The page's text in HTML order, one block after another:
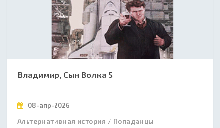
Владимир, Сын Волка 5
08-апр-2026
Альтернативная история / Попаданцы